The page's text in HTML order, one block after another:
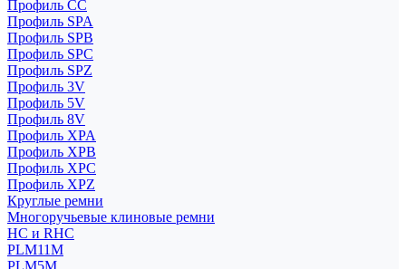
Профиль CC
Профиль SPA
Профиль SPB
Профиль SPC
Профиль SPZ
Профиль 3V
Профиль 5V
Профиль 8V
Профиль XPA
Профиль XPB
Профиль XPC
Профиль XPZ
Круглые ремни
Многоручьевые клиновые ремни
HC и RHC
PLM11M
PLM5M